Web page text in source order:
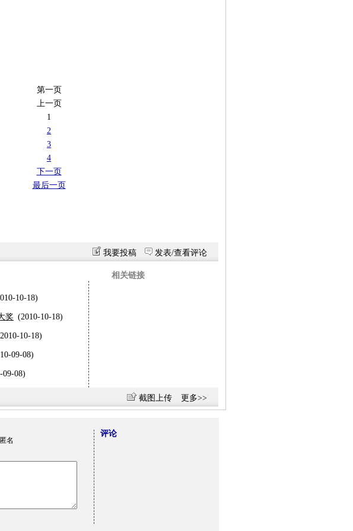
第一页
上一页
1
2
3
4
下一页
最后一页
我要投稿 发表/查看评论
10-18)
奖 (2010-10-18)
10-18)
09-08)
09-08)
相关链接
截图上传 更多>>
匿名
评论